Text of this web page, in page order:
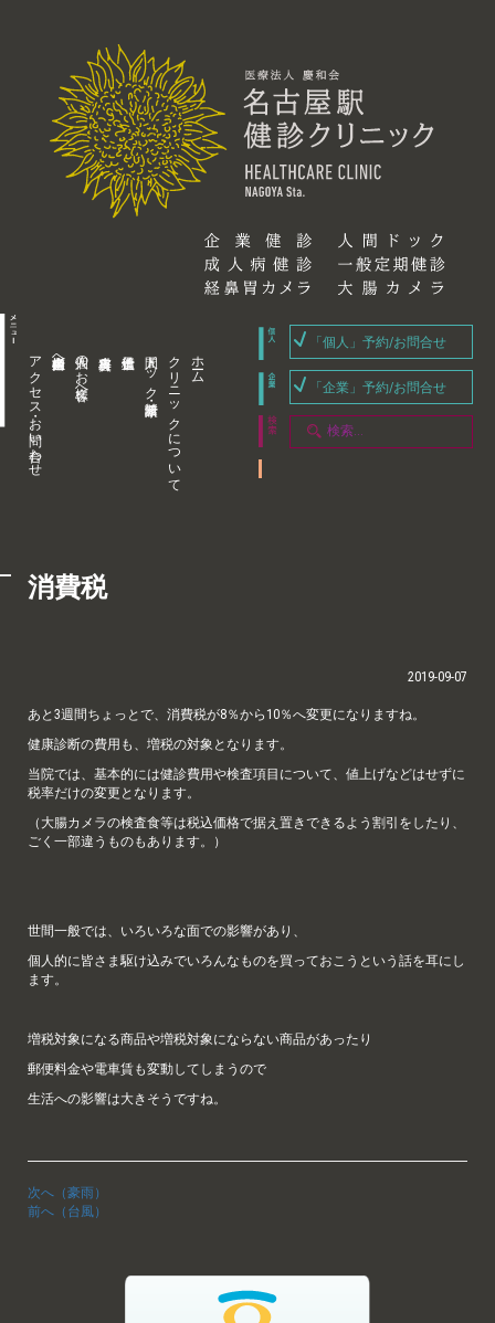
アクセス・お問い合わせ 企業内担当者様へ 個人のお客様へ 人間ドック・健康診断 クリニックについて ホーム
「個人」予約/お問合せ
「企業」予約/お問合せ
消費税
2019-09-07
あと3週間ちょっとで、消費税が8％から10％へ変更になりますね。
健康診断の費用も、増税の対象となります。
当院では、基本的には健診費用や検査項目について、値上げなどはせずに
税率だけの変更となります。
（大腸カメラの検査食等は税込価格で据え置きできるよう割引をしたり、
ごく一部違うものもあります。）
世間一般では、いろいろな面での影響があり、
個人的に皆さま駆け込みでいろんなものを買っておこうという話を耳にし
ます。
増税対象になる商品や増税対象にならない商品があったり
郵便料金や電車賃も変動してしまうので
生活への影響は大きそうですね。
次へ（豪雨）
前へ（台風）